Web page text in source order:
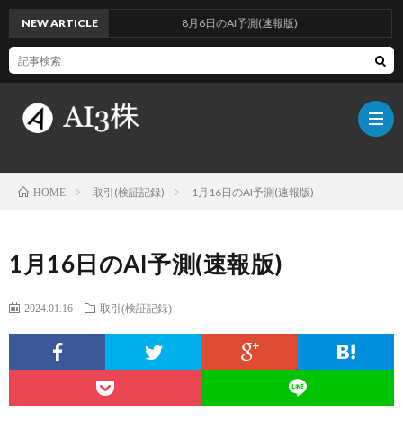
グ
NEW ARTICLE 8月6日のAI予測(速報版)
HOME 取引(検証記録) 1月16日のAI予測(速報版)
1月16日のAI予測(速報版)
2024.01.16 取引(検証記録)